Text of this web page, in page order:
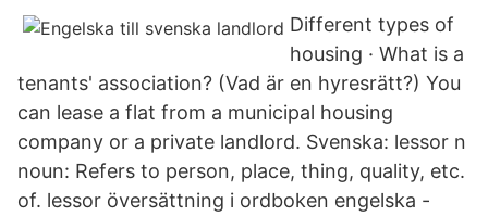
Different types of
housing · What is a
tenants' association? (Vad är en hyresrätt?) You
can lease a flat from a municipal housing
company or a private landlord. Svenska: lessor n
noun: Refers to person, place, thing, quality, etc.
of. lessor översättning i ordboken engelska -